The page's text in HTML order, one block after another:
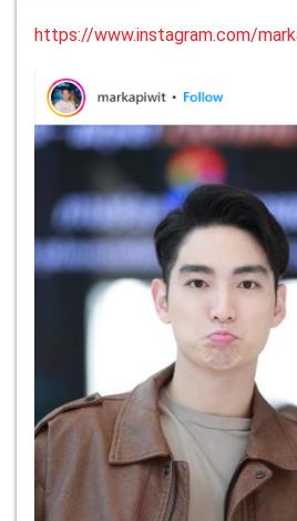
https://www.instagram.com/